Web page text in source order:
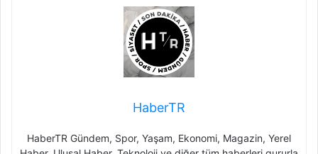
HaberTR
HaberTR Gündem, Spor, Yaşam, Ekonomi, Magazin, Yerel